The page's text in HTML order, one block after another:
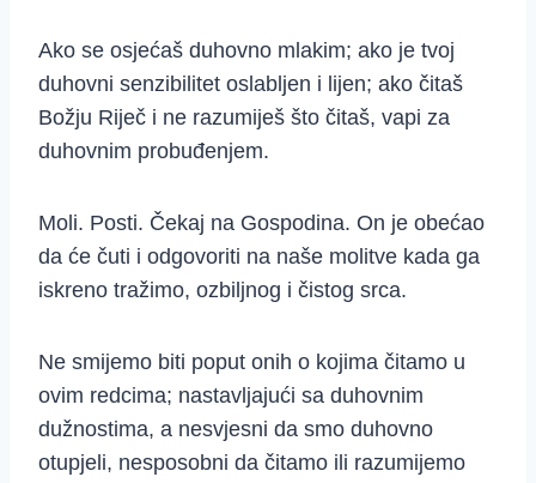
Ako se osjećaš duhovno mlakim; ako je tvoj
duhovni senzibilitet oslabljen i lijen; ako čitaš
Božju Riječ i ne razumiješ što čitaš, vapi za
duhovnim probuđenjem.
Moli. Posti. Čekaj na Gospodina. On je obećao
da će čuti i odgovoriti na naše molitve kada ga
iskreno tražimo, ozbiljnog i čistog srca.
Ne smijemo biti poput onih o kojima čitamo u
ovim redcima; nastavljajući sa duhovnim
dužnostima, a nesvjesni da smo duhovno
otupjeli, nesposobni da čitamo ili razumijemo